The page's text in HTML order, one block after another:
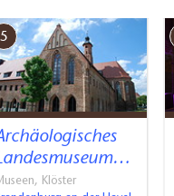
5
Klöster